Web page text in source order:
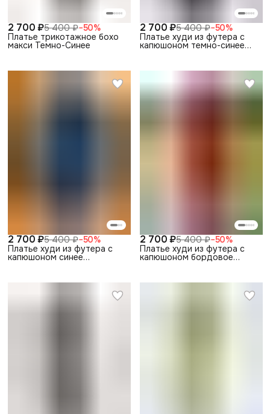
2 700 ₽5 400 ₽−50%
Платье трикотажное бохо
макси Темно-Синее
2 700 ₽5 400 ₽−50%
Платье худи из футера с
капюшоном темно-синее
2 700 ₽5 400 ₽−50%
Платье худи из футера с
капюшоном синее
2 700 ₽5 400 ₽−50%
Платье худи из футера с
капюшоном бордовое